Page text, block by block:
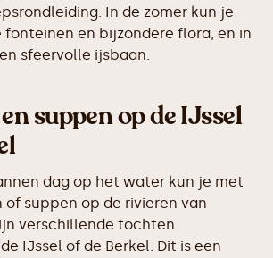
In de zomer kun je
fonteinen en bijzondere flora, en in
sfeervolle ijsbaan.
suppen op de IJssel
dag op het water kun je met
of suppen op de rivieren van
verschillende tochten
IJssel of de Berkel. Dit is een